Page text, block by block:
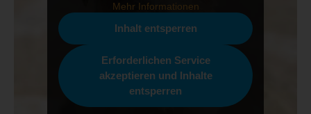
Mehr Informationen
Inhalt entsperren
Erforderlichen Service
akzeptieren und Inhalte
entsperren